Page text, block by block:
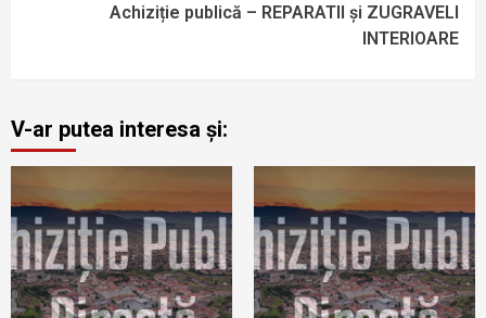
Achiziție publică – REPARATII și ZUGRAVELI
INTERIOARE
V-ar putea interesa și: